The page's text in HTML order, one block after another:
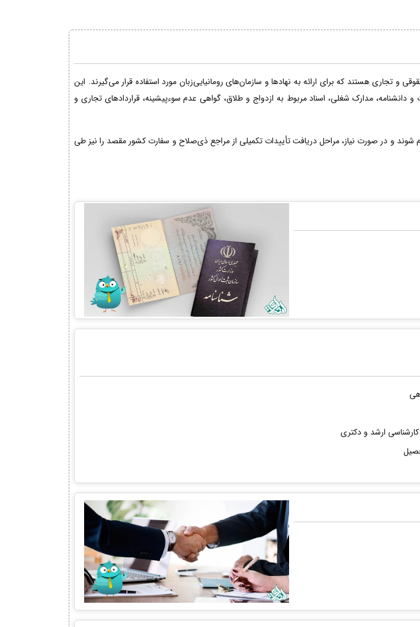
تجاری هستند که برای ارائه به نهادها و سازمان‌های رومانیایی‌زبان مورد استفاده قرار می‌گیرند. این
دانشنامه، مدارک شغلی، اسناد مربوط به ازدواج و طلاق، گواهی عدم سوءپیشینه، قراردادهای تجاری و
و در صورت نیاز، مراحل دریافت تأییدات تکمیلی از مراجع ذی‌صلاح و سفارت کشور مقصد را نیز طی
کارشناسی ارشد و دکتری